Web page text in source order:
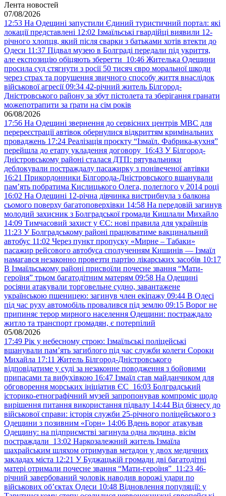
Лента новостей
07/08/2026
12:53 На Одещині запустили Єдиний туристичний портал: які
локації представлені 12:02 Ізмаїльські гвардійці виявили 12-
річного хлопця, який після сварки з батьками хотів втекти до
Одеси 11:37 Підвал музею в Болграді передали під укриття,
але експозицію обіцяють зберегти 10:46 Жителька Одещини
просила суд стягнути з росії 50 тисяч євро моральної шкоди
через страх та порушення звичного способу життя внаслідок
військової агресії 09:34 42-річний житель Білгород-
Дністровського району за збут пістолета та зберігання гранати
можепотрапити за ґрати на сім років
06/08/2026
17:56 На Одещині звернення до сервісних центрів МВС для
перереєстрації автівок обернулися відкриттям кримінальних
проваджень 17:24 Реалізація проєкту “Ізмаїл. Фабрика-кухня”
перейшла до етапу укладення договору 16:43 У Білгород-
Дністровському районі сталася ДТП: рятувальники
деблокували постраждалу пасажирку з понівеченої автівки
16:21 Прикордонники Білгорода-Дністровського вшанували
пам’ять побратима Кислицького Олега, полеглого у 2014 році
16:02 На Одещині 12-річна дівчинка вистрибнула з балкона
сьомого поверху багатоповерхівки 14:58 На передовій загинув
молодий захисник з Болградської громади Кишлали Михайло
14:09 Тимчасовий захист у ЄС: нові правила для українців
11:23 У Болградському районі працюватиме вакцинальний
автобус 11:02 Через пункт пропуску «Мирне – Табаки»
пасажир рейсового автобуса сполученням Кишинів — Ізмаїл
намагався незаконно провезти партію лікарських засобів 10:17
В Ізмаїльському районі присвоїли почесне звання “Мати-
героїня” трьом багатодітним матерям 09:58 На Одещині
росіяни атакували торговельне судно, завантажене
українською пшеницею: загинув член екіпажу 09:44 В Одесі
під час руху автомобіль провалився під землю 09:15 Ворог не
припиняє терор мирного населення Одещини: постраждало
житло та транспорт громадян, є потерпілий
05/08/2026
17:49 Рік у небесному строю: Ізмаїльські поліцейські
вшанували пам’ять загиблого під час служби колеги Сороки
Михайла 17:11 Житель Білгород-Дністровського
відповідатиме у суді за незаконне поводження з бойовими
припасами та вибухівкою 16:47 Ізмаїл став майданчиком для
обговорення морських ініціатив ЄС 16:03 Болградський
історико-етнографічний музей запропонував компроміс щодо
вирішення питання використання підвалу 14:44 Від бізнесу до
військової справи: історія служби 25-річного поліцейського з
Одещини з позивним «Горн» 14:06 Вдень ворог атакував
Одещину: на підприємстві загинула одна людина, вісім
постраждали 13:02 Наркозалежний житель Ізмаїла
шахрайським шляхом отримував метадон у двох медичних
закладах міста 12:21 У Буджацькій громади дві багатодітні
матері отримали почесне звання “Мати-героїня” 11:23 46-
річний завербований чоловік наводив ворожі удари по
військових обʼєктах Одеси 10:48 Відновлення популяції: у